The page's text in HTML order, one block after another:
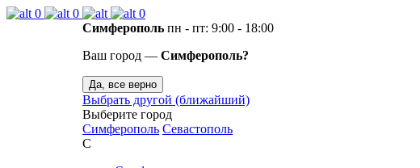
0 0
0
Симферополь пн - пт: 9:00 - 18:00
Ваш город — Симферополь?
Да, все верно
Выбрать другой (ближайший)
Выберите город
Симферополь Севастополь
С